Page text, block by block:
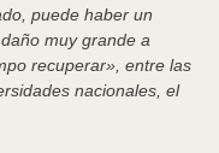
puede haber un
muy grande a
recuperar», entre las
nacionales, el